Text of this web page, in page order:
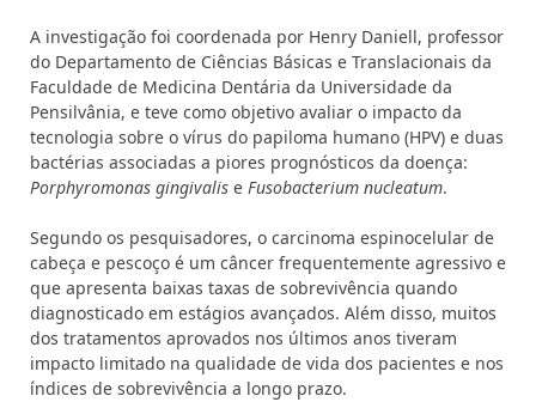
A investigação foi coordenada por Henry Daniell, professor
do Departamento de Ciências Básicas e Translacionais da
Faculdade de Medicina Dentária da Universidade da
Pensilvânia, e teve como objetivo avaliar o impacto da
tecnologia sobre o vírus do papiloma humano (HPV) e duas
bactérias associadas a piores prognósticos da doença:
Porphyromonas gingivalis e Fusobacterium nucleatum.
Segundo os pesquisadores, o carcinoma espinocelular de
cabeça e pescoço é um câncer frequentemente agressivo e
que apresenta baixas taxas de sobrevivência quando
diagnosticado em estágios avançados. Além disso, muitos
dos tratamentos aprovados nos últimos anos tiveram
impacto limitado na qualidade de vida dos pacientes e nos
índices de sobrevivência a longo prazo.